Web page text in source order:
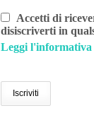
Accetti di
disiscriverti in
Leggi l'informativa